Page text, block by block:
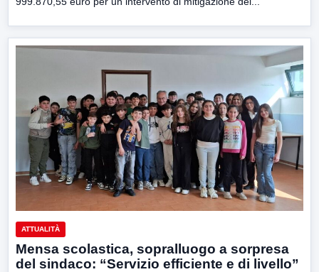
ATTUALITÀ
Mensa scolastica, sopralluogo a sorpresa
del sindaco: “Servizio efficiente e di livello”